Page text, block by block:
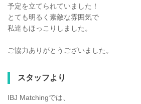
予定を立てられていました！
とても明るく素敵な雰囲気で
私達もほっこりしました。
ご協力ありがとうございました。
スタッフより
IBJ Matchingでは、